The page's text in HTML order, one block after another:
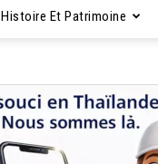
Histoire Et Patrimoine